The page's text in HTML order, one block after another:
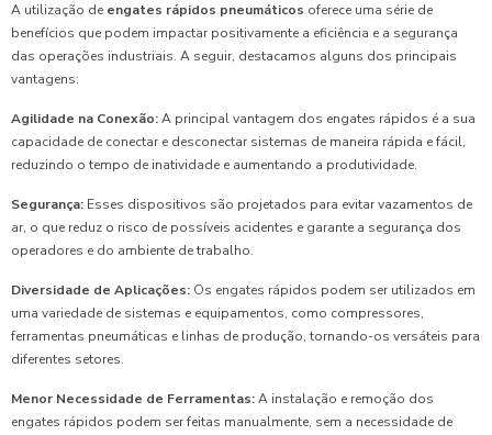
A utilização de engates rápidos pneumáticos oferece uma série de
benefícios que podem impactar positivamente a eficiência e a segurança
das operações industriais. A seguir, destacamos alguns dos principais
vantagens:
Agilidade na Conexão:A principal vantagem dos engates rápidos é a sua
capacidade de conectar e desconectar sistemas de maneira rápida e fácil,
reduzindo o tempo de inatividade e aumentando a produtividade.
Segurança: Esses dispositivos são projetados para evitar vazamentos de
ar, o que reduz o risco de possíveis acidentes e garante a segurança dos
operadores e do ambiente de trabalho.
Diversidade de Aplicações: Os engates rápidos podem ser utilizados em
uma variedade de sistemas e equipamentos, como compressores,
ferramentas pneumáticas e linhas de produção, tornando-os versáteis para
diferentes setores.
Menor Necessidade de Ferramentas:A instalação e remoção dos
engates rápidos podem ser feitas manualmente, sem a necessidade de